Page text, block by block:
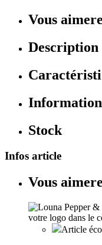
Vous
Description
Stock
Infos article
Vous
Article